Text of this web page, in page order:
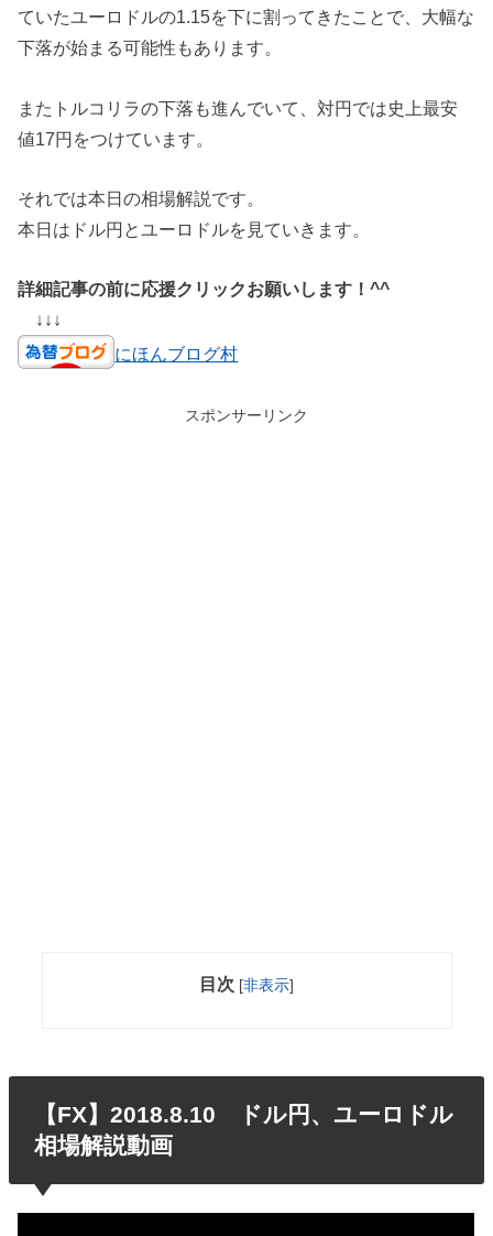
ていたユーロドルの1.15を下に割ってきたことで、大幅な
下落が始まる可能性もあります。
またトルコリラの下落も進んでいて、対円では史上最安
値17円をつけています。
それでは本日の相場解説です。
本日はドル円とユーロドルを見ていきます。
詳細記事の前に応援クリックお願いします！^^
↓↓↓
にほんブログ村
スポンサーリンク
目次 [非表示]
【FX】2018.8.10 ドル円、ユーロドル
相場解説動画